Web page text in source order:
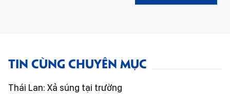
TIN CÙNG CHUYÊN MỤC
Thái Lan: Xả súng tại trường